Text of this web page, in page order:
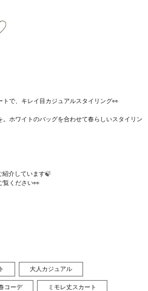
で、キレイ目カジュアルスタイリング👀
ホワイトのバッグを合わせて春らしいスタイリン
介しています🍃
覧ください👀
大人カジュアル
コーデ ミモレ丈スカート